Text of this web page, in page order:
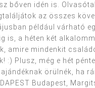
bőven idén is.
az összes
például várható
is, a héten két
amire mindenkit
:) Plusz, még e hét
örülnék, ha
Budapest,